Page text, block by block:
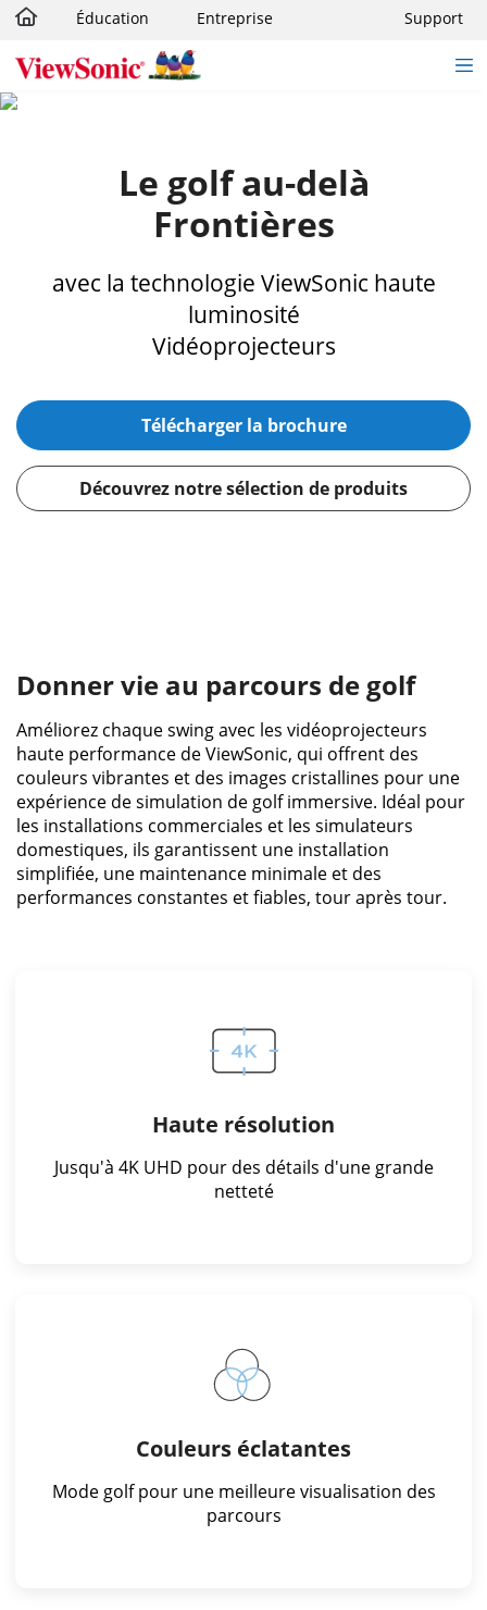
Passer au contenu principal
Éducation Entreprise Support
Le golf au-delà
Frontières
avec la technologie ViewSonic haute
luminosité
Vidéoprojecteurs
Télécharger la brochure
Découvrez notre sélection de produits
Donner vie au parcours de golf
Améliorez chaque swing avec les vidéoprojecteurs
haute performance de ViewSonic, qui offrent des
couleurs vibrantes et des images cristallines pour une
expérience de simulation de golf immersive. Idéal pour
les installations commerciales et les simulateurs
domestiques, ils garantissent une installation
simplifiée, une maintenance minimale et des
performances constantes et fiables, tour après tour.
Haute résolution
Jusqu'à 4K UHD pour des détails d'une grande
netteté
Couleurs éclatantes
Mode golf pour une meilleure visualisation des
parcours